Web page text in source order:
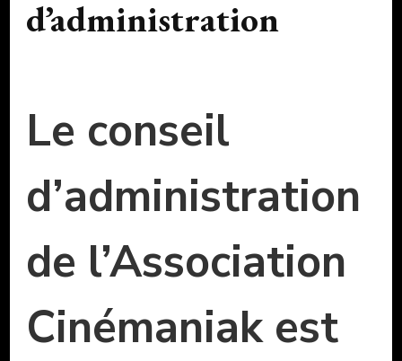
d’administration
Le conseil
d’administration
de l’Association
Cinémaniak est